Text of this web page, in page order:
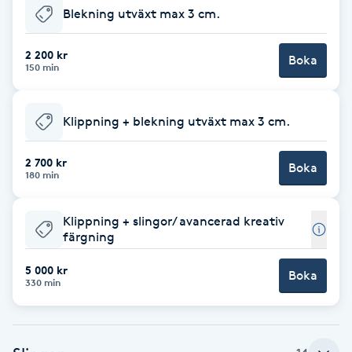
Face framing
Fettreducering
Fibromassage
Fillers
Fotmassage
Blekning utväxt max 3 cm.
2 200 kr
150 min Boka
Klippning + blekning utväxt max 3 cm.
2 700 kr
180 min Boka
Klippning + slingor/ avancerad kreativ
färgning
5 000 kr
330 min Boka